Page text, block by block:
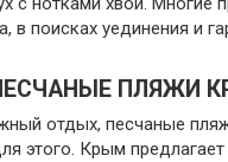
в поисках уединения и
ПЛЯЖИ
отдых, песчаные
этого. Крым предлагает